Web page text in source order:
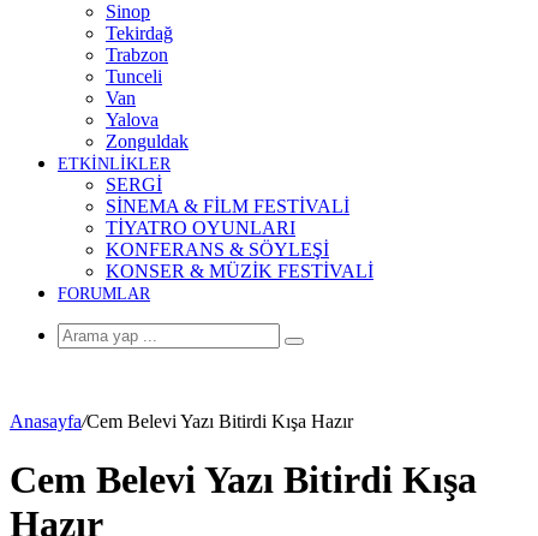
Sinop
Tekirdağ
Trabzon
Tunceli
Van
Yalova
Zonguldak
ETKİNLİKLER
SERGİ
SİNEMA & FİLM FESTİVALİ
TİYATRO OYUNLARI
KONFERANS & SÖYLEŞİ
KONSER & MÜZİK FESTİVALİ
FORUMLAR
Arama
Anasayfa/Cem Belevi Yazı Bitirdi Kışa Hazır
Cem Belevi Yazı Bitirdi Kışa
Hazır